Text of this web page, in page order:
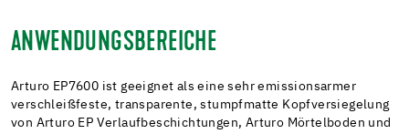
ANWENDUNGSBEREICHE
Arturo EP7600 ist geeignet als eine sehr emissionsarmer
verschleißfeste, transparente, stumpfmatte Kopfversiegelung
von Arturo EP Verlaufbeschichtungen, Arturo Mörtelboden und